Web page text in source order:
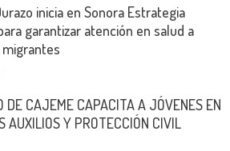
inicia en Sonora Estrategia
garantizar atención en salud a
DE CAJEME CAPACITA A JÓVENES EN
AUXILIOS Y PROTECCIÓN CIVIL